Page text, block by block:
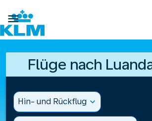

Flüge nach
Hin- und Rückflug expand_more